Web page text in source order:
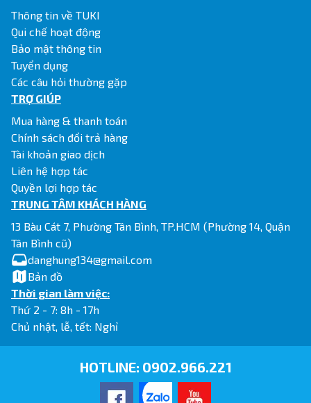
Thông tin về TUKI
Qui chế hoạt động
Bảo mật thông tin
Tuyển dụng
Các câu hỏi thường gặp
TRỢ GIÚP
Mua hàng & thanh toán
Chính sách đổi trả hàng
Tài khoản giao dịch
Liên hệ hợp tác
Quyền lợi hợp tác
TRUNG TÂM KHÁCH HÀNG
13 Bàu Cát 7, Phường Tân Bình, TP.HCM (Phường 14, Quận
Tân Bình cũ)
danghung134@gmail.com
Bản đồ
Thời gian làm việc:
Thứ 2 - 7: 8h - 17h
Chủ nhật, lễ, tết: Nghỉ
HOTLINE: 0902.966.221